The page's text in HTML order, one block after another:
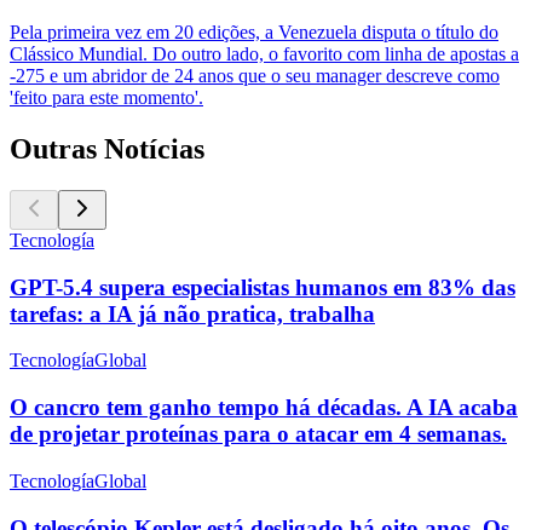
Pela primeira vez em 20 edições, a Venezuela disputa o título do
Clássico Mundial. Do outro lado, o favorito com linha de apostas a
-275 e um abridor de 24 anos que o seu manager descreve como
'feito para este momento'.
Outras Notícias
Tecnología
GPT-5.4 supera especialistas humanos em 83% das
tarefas: a IA já não pratica, trabalha
TecnologíaGlobal
O cancro tem ganho tempo há décadas. A IA acaba
de projetar proteínas para o atacar em 4 semanas.
TecnologíaGlobal